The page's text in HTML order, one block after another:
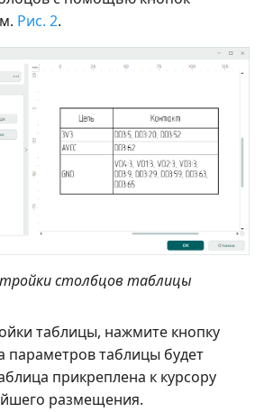
Рис. 2.
столбцов таблицы
таблицы, нажмите кнопку
параметров таблицы будет
прикреплена к курсору
размещения.